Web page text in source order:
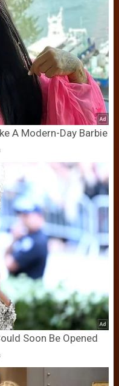
A Modern-Day Barbie
Soon Be Opened